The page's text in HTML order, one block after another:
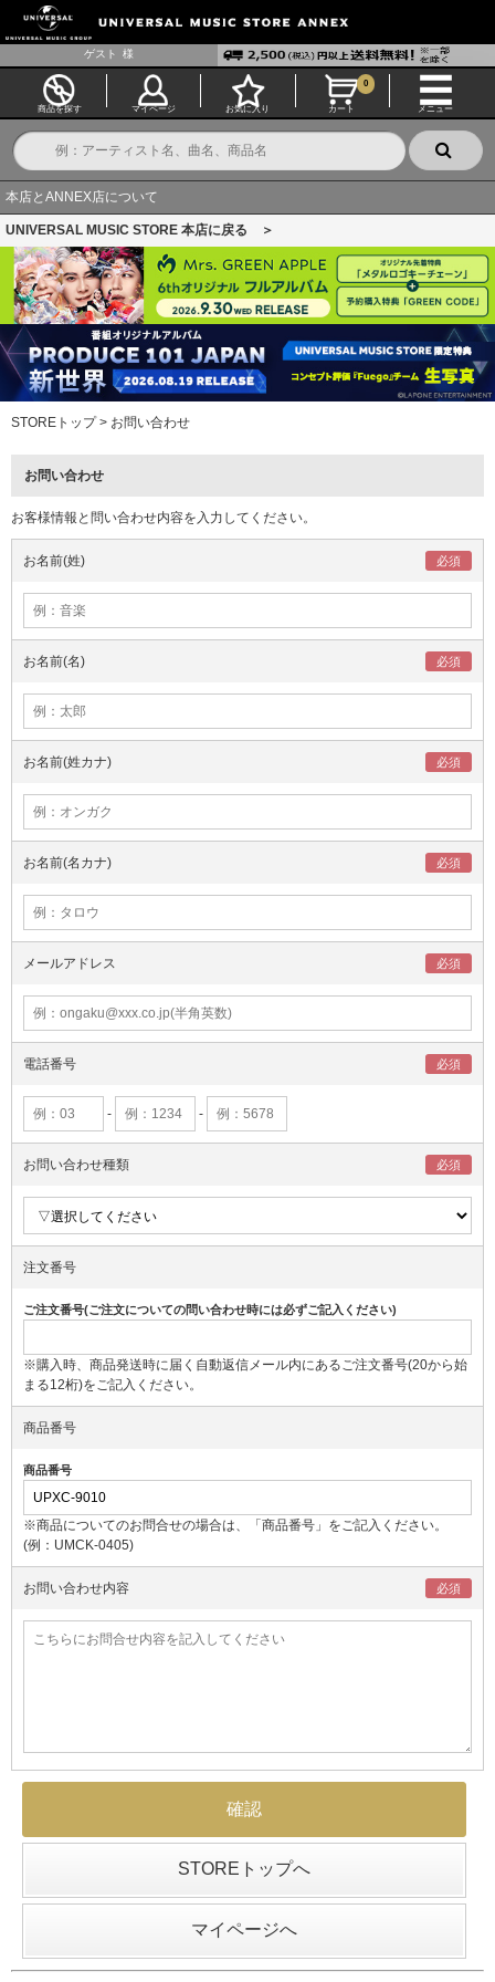
ゲスト 様
商品を探す マイページ お気に入り カート
0
メニュー
本店とANNEX店について
UNIVERSAL MUSIC STORE 本店に戻る ＞
STOREトップ> お問い合わせ
お問い合わせ
お客様情報と問い合わせ内容を入力してください。
お名前(姓)
お名前(名)
お名前(姓カナ)
お名前(名カナ)
メールアドレス
電話番号
- -
お問い合わせ種類
注文番号
ご注文番号(ご注文についての問い合わせ時には必ずご記入ください)
※購入時、商品発送時に届く自動返信メール内にあるご注文番号(20から始
まる12桁)をご記入ください。
商品番号
商品番号
※商品についてのお問合せの場合は、「商品番号」をご記入ください。
(例：UMCK-0405)
お問い合わせ内容
STOREトップへ
マイページへ